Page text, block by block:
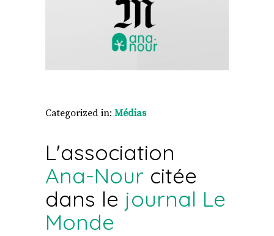
Categorized in: Médias
L'association
Ana-Nour citée
dans le journal Le
Monde